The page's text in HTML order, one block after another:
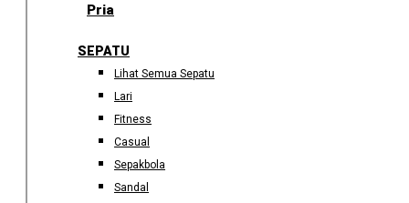
Pria
SEPATU
Lihat Semua Sepatu
Lari
Fitness
Casual
Sepakbola
Sandal